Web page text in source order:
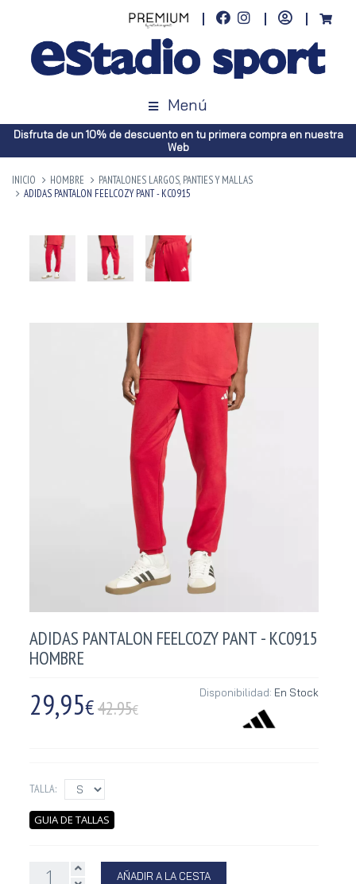
Menú
Disfruta de un 10% de descuento en tu primera compra en nuestra
Web
INICIO HOMBRE
PANTALONES LARGOS, PANTIES Y MALLAS
ADIDAS PANTALON FEELCOZY PANT - KC0915
ADIDAS PANTALON FEELCOZY PANT - KC0915
HOMBRE
29,95€42.95€
Disponibilidad: En Stock
TALLA:
GUIA DE TALLAS
AÑADIR A LA CESTA